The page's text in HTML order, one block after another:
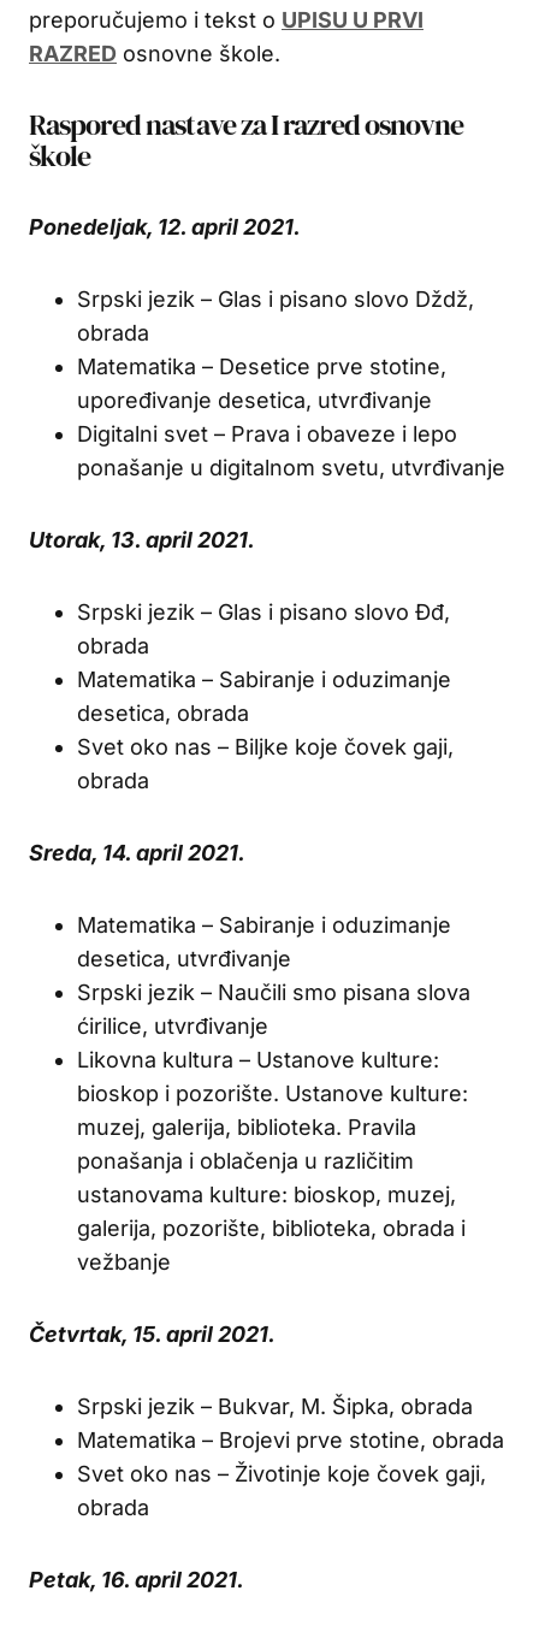
preporučujemo i tekst o UPISU U PRVI
RAZRED osnovne škole.
Raspored nastave za I razred osnovne
škole
Ponedeljak, 12. april 2021.
Srpski jezik – Glas i pisano slovo Dždž,
obrada
Matematika – Desetice prve stotine,
upoređivanje desetica, utvrđivanje
Digitalni svet – Prava i obaveze i lepo
ponašanje u digitalnom svetu, utvrđivanje
Utorak, 13. april 2021.
Srpski jezik – Glas i pisano slovo Đđ,
obrada
Matematika – Sabiranje i oduzimanje
desetica, obrada
Svet oko nas – Biljke koje čovek gaji,
obrada
Sreda, 14. april 2021.
Matematika – Sabiranje i oduzimanje
desetica, utvrđivanje
Srpski jezik – Naučili smo pisana slova
ćirilice, utvrđivanje
Likovna kultura – Ustanove kulture:
bioskop i pozorište. Ustanove kulture:
muzej, galerija, biblioteka. Pravila
ponašanja i oblačenja u različitim
ustanovama kulture: bioskop, muzej,
galerija, pozorište, biblioteka, obrada i
vežbanje
Četvrtak, 15. april 2021.
Srpski jezik – Bukvar, M. Šipka, obrada
Matematika – Brojevi prve stotine, obrada
Svet oko nas – Životinje koje čovek gaji,
obrada
Petak, 16. april 2021.